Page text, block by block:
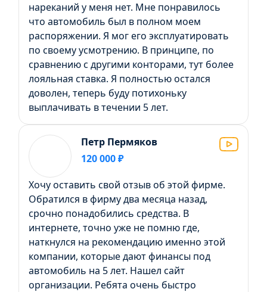
нареканий у меня нет. Мне понравилось
что автомобиль был в полном моем
распоряжении. Я мог его эксплуатировать
по своему усмотрению. В принципе, по
сравнению с другими конторами, тут более
лояльная ставка. Я полностью остался
доволен, теперь буду потихоньку
выплачивать в течении 5 лет.
Петр Пермяков
120 000 ₽
Хочу оставить свой отзыв об этой фирме.
Обратился в фирму два месяца назад,
срочно понадобились средства. В
интернете, точно уже не помню где,
наткнулся на рекомендацию именно этой
компании, которые дают финансы под
автомобиль на 5 лет. Нашел сайт
организации. Ребята очень быстро